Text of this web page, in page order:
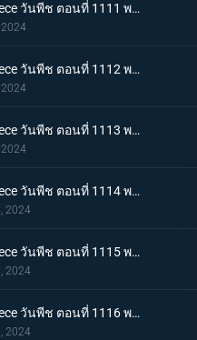
One piece วันพีช ตอนที่ 1111 พากย์ไทย โอฮาระที่สอง! ความทะเยอทะยานของผู้บงการ!
One piece วันพีช ตอนที่ 1112 พากย์ไทย ปะทะ! แชงค์ส vs ยูสทัส คิด
One piece วันพีช ตอนที่ 1113 พากย์ไทย วิ่งสิโคบี้! กลยุทธ์การหลบหนีที่สิ้นหวัง!
One piece วันพีช ตอนที่ 1114 พากย์ไทย เพื่อลูกศิษย์ที่รัก - หมัดของรองพลเรือเอกการ์ป!
2024
One piece วันพีช ตอนที่ 1115 พากย์ไทย กองทัพเรืออึ้ง! อดีตพลเรือเอกกองบัญชาการกองทัพเรือ คุซัน
2024
One piece วันพีช ตอนที่ 1116 พากย์ไทย ไปรับมันกันเถอะ! คำประกาศใหญ่ของ Buggy
2024